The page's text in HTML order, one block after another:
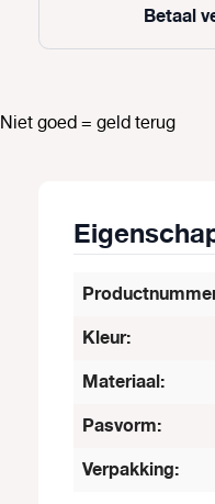
Betaal
Niet goed = geld terug
Kleur:
Materiaal:
Pasvorm:
Verpakking: